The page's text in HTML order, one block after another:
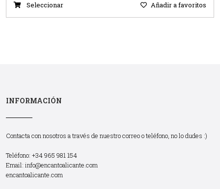
Seleccionar Añadir a favoritos
INFORMACIÓN
Contacta con nosotros a través de nuestro correo o teléfono, no lo dudes :)
Teléfono: +34 965 981 154
Email: info@encantoalicante.com
encantoalicante.com